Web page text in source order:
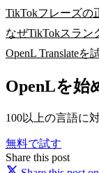
TikTokフレーズの
なぜTikTokスラン
OpenL Translateを
OpenLを始
100以上の言語に
無料で試す
Share this post